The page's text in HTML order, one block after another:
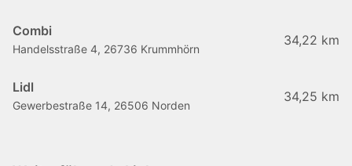
Combi
Handelsstraße 4, 26736 Krummhörn
34,22 km
Lidl
Gewerbestraße 14, 26506 Norden
34,25 km